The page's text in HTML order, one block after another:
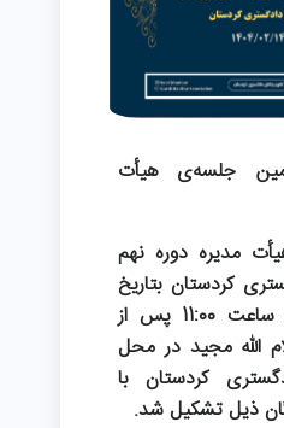
جلسه‌ی هیأت
مدیره دوره نهم
کردستان بتاریخ
1404/02/14 رأس ساعت 11:00 پس از
الله مجید در محل
کردستان با
ذیل تشکیل شد.